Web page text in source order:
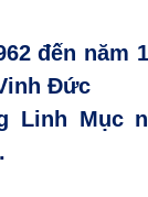
đến năm
Đức
Linh Mục